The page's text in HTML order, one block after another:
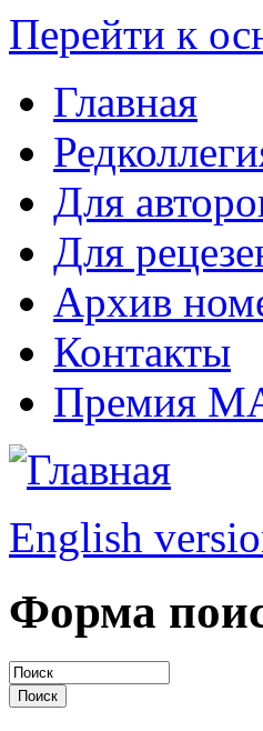
Перейти к
Главная
Для
Для
Архив
Контакты
Премия
English
Форма